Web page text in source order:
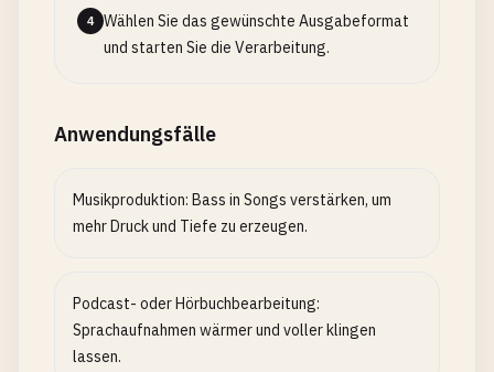
4
Wählen Sie das gewünschte Ausgabeformat
und starten Sie die Verarbeitung.
Anwendungsfälle
Musikproduktion: Bass in Songs verstärken, um
mehr Druck und Tiefe zu erzeugen.
Podcast- oder Hörbuchbearbeitung:
Sprachaufnahmen wärmer und voller klingen
lassen.